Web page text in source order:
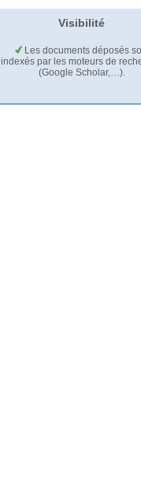
Visibilité
Les documents déposés
indexés par les moteurs de
(Google Scholar,…).